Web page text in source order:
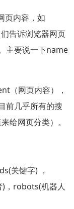
页内容，如
告诉浏览器网页
主要说一下name
（网页内容），
前几乎所有的搜
给网页分类）。
关键字) ，
，robots(机器人